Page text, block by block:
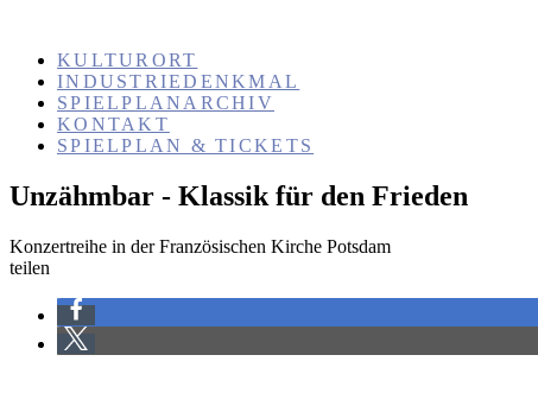
KULTURORT
INDUSTRIEDENKMAL
SPIELPLANARCHIV
KONTAKT
SPIELPLAN & TICKETS
Unzähmbar - Klassik für den Frieden
Konzertreihe in der Französischen Kirche Potsdam
teilen